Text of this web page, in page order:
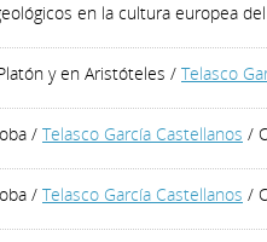
en la cultura europea del
y en Aristóteles / Telasco
/ Telasco García Castellanos /
/ Telasco García Castellanos /